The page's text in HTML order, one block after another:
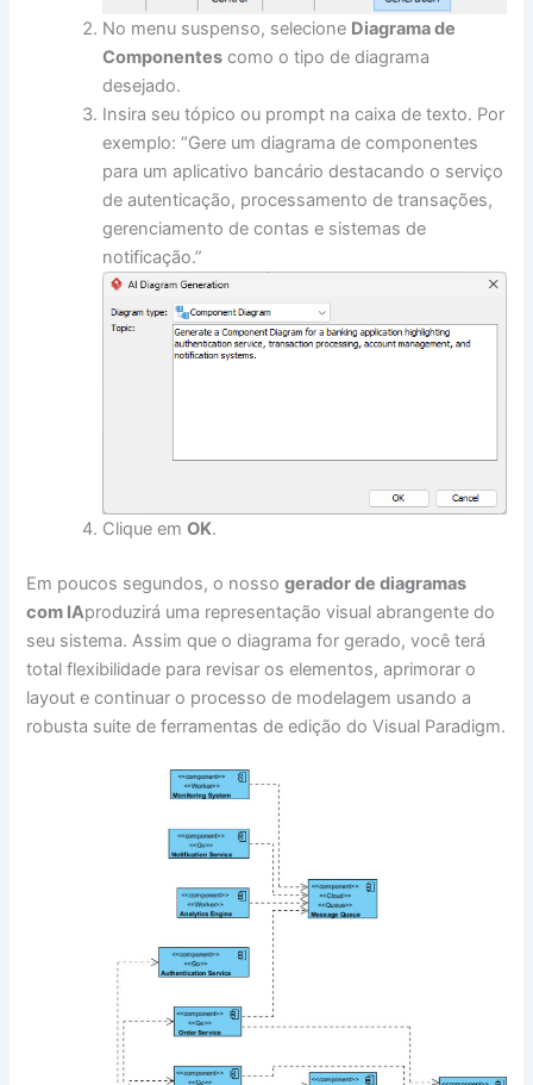
No menu suspenso, selecione Diagrama de
Componentes como o tipo de diagrama
desejado.
Insira seu tópico ou prompt na caixa de texto. Por
exemplo: “Gere um diagrama de componentes
para um aplicativo bancário destacando o serviço
de autenticação, processamento de transações,
gerenciamento de contas e sistemas de
notificação.”
Clique emOK.
Em poucos segundos, o nossogerador de diagramas
com IAproduzirá uma representação visual abrangente do
seu sistema. Assim que o diagrama for gerado, você terá
total flexibilidade para revisar os elementos, aprimorar o
layout e continuar o processo de modelagem usando a
robusta suite de ferramentas de edição do Visual Paradigm.